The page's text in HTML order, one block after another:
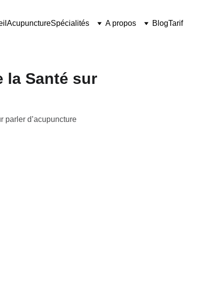
AcupunctureSpécialités A propos BlogTarif
la Santé sur
parler d’acupuncture